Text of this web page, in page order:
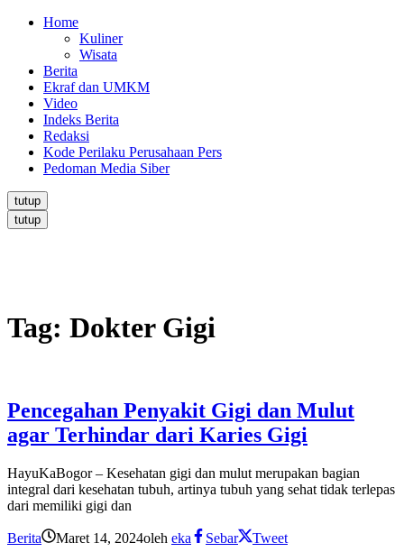
Home
Kuliner
Wisata
Berita
Ekraf dan UMKM
Video
Indeks Berita
Redaksi
Kode Perilaku Perusahaan Pers
Pedoman Media Siber
tutup
tutup
Tag: Dokter Gigi
Pencegahan Penyakit Gigi dan Mulut
agar Terhindar dari Karies Gigi
HayuKaBogor – Kesehatan gigi dan mulut merupakan bagian
integral dari kesehatan tubuh, artinya tubuh yang sehat tidak terlepas
dari memiliki gigi dan
Berita Maret 14, 2024oleh eka Sebar Tweet